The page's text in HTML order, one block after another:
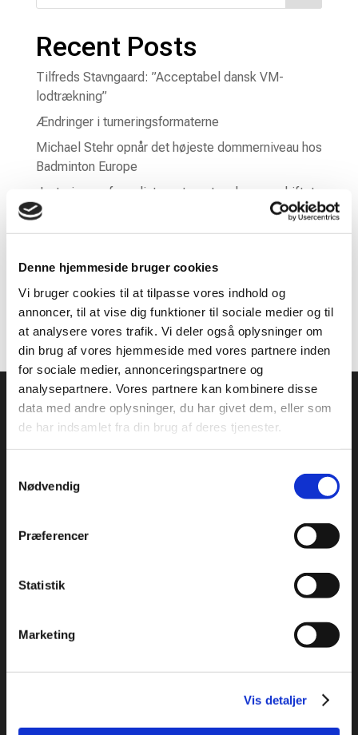
Denne hjemmeside bruger cookies
Vi bruger cookies til at tilpasse vores indhold og
annoncer, til at vise dig funktioner til sociale medier og til
at analysere vores trafik. Vi deler også oplysninger om
din brug af vores hjemmeside med vores partnere inden
for sociale medier, annonceringspartnere og
analysepartnere. Vores partnere kan kombinere disse
data med andre oplysninger, du har givet dem, eller som
de har indsamlet fra din brug af deres tjenester.
Nødvendig
Præferencer
Statistik
Marketing
Vis detaljer
Recent Posts
Tilfreds Stavngaard: ”Acceptabel dansk VM-
lodtrækning”
Ændringer i turneringsformaterne
Michael Stehr opnår det højeste dommerniveau hos
Badminton Europe
Justeringer af ranglistesystemet ved sæsonskiftet
til 2026/2027
Frede Kruse-Christiansen er død
Recent Comments
Der er ingen kommentarer at vise.
CVR: 1369 3315
Mandag – Torsdag: 09:00 – 16:00
KONTAKT OS: